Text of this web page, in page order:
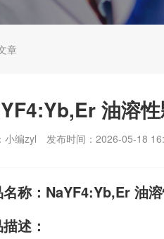
章
油溶
小编zyl 发布时间：2026-05-18
称：NaYF4:Yb,Er 油
述：